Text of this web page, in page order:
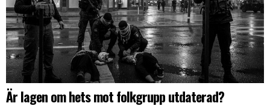
Är lagen om hets mot folkgrupp utdaterad?